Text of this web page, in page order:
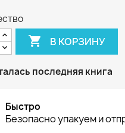
 В КОРЗИНУ
последняя книга
Быстро
Безопасно упакуем и